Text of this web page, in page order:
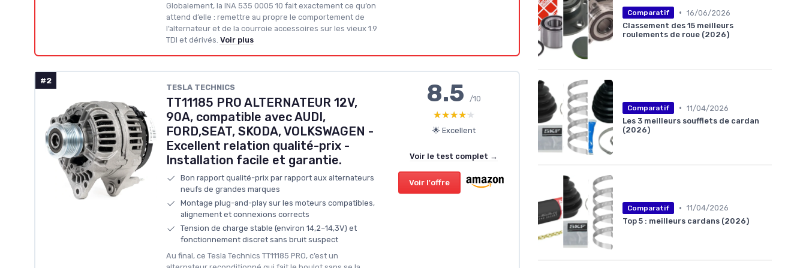
Globalement, la INA 535 0005 10 fait exactement ce qu’on
attend d’elle : remettre au propre le comportement de
l’alternateur et de la courroie accessoires sur les vieux 1.9
TDI et dérivés. Voir plus
#2
‎TESLA TECHNICS
TT11185 PRO ALTERNATEUR 12V,
90A, compatible avec AUDI,
FORD,SEAT, SKODA, VOLKSWAGEN -
Excellent relation qualité-prix -
Installation facile et garantie.
Bon rapport qualité-prix par rapport aux alternateurs
neufs de grandes marques
Montage plug-and-play sur les moteurs compatibles,
alignement et connexions corrects
Tension de charge stable (environ 14,2–14,3V) et
fonctionnement discret sans bruit suspect
Au final, ce Tesla Technics TT11185 PRO, c’est un
8.5/10
★★★★★
★★★★★
🌟 Excellent
Voir le test complet →
Voir l'offre
Comparatif • 16/06/2026
Classement des 15 meilleurs
roulements de roue (2026)
Comparatif • 11/04/2026
Les 3 meilleurs soufflets de cardan
(2026)
Comparatif • 11/04/2026
Top 5 : meilleurs cardans (2026)